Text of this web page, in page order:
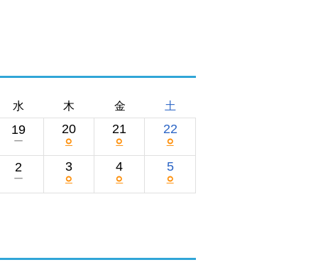
水 木 金 土
19
ー
20
○
21
○
22
○
2
ー
3
○
4
○
5
○